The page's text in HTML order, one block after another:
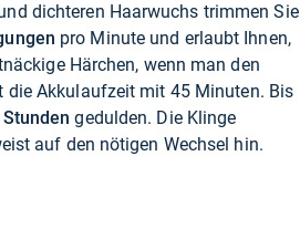
dichteren Haarwuchs trimmen Sie
pro Minute und erlaubt Ihnen,
Härchen, wenn man den
die Akkulaufzeit mit 45 Minuten. Bis
Stunden gedulden. Die Klinge
auf den nötigen Wechsel hin.